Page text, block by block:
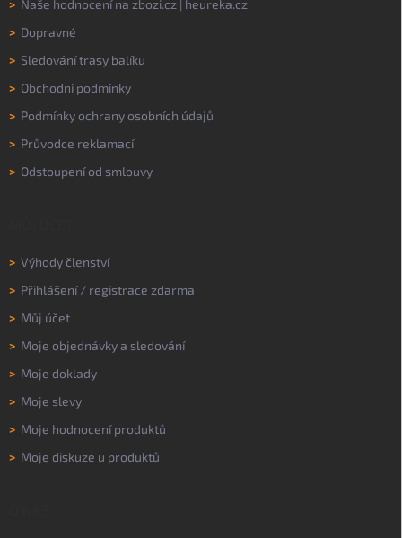
> Naše hodnocení na zbozi.cz | heureka.cz
> Dopravné
> Sledování trasy balíku
> Obchodní podmínky
> Podmínky ochrany osobních údajů
> Průvodce reklamací
> Odstoupení od smlouvy
> Výhody členství
> Přihlášení/ registrace zdarma
> Můj účet
> Moje objednávky a sledování
> Moje doklady
> Moje slevy
> Moje hodnocení produktů
> Moje diskuze u produktů